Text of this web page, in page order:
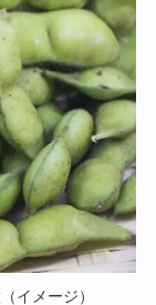
イメージ）